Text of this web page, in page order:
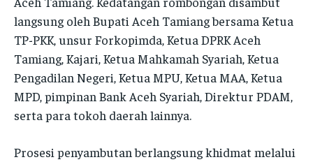
langsung oleh Bupati Aceh Tamiang bersama Ketua
TP-PKK, unsur Forkopimda, Ketua DPRK Aceh
Tamiang, Kajari, Ketua Mahkamah Syariah, Ketua
Pengadilan Negeri, Ketua MPU, Ketua MAA, Ketua
MPD, pimpinan Bank Aceh Syariah, Direktur PDAM,
serta para tokoh daerah lainnya.
Prosesi penyambutan berlangsung khidmat melalui